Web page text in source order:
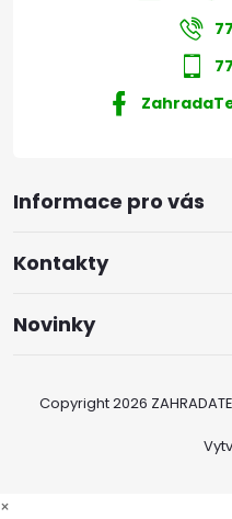
Informace pro vás
Kontakty
Novinky
Copyright 2026
×